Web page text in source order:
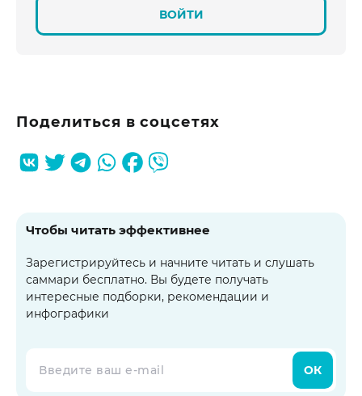
ВОЙТИ
Поделиться в соцсетях
Чтобы читать эффективнее
Зарегистрируйтесь и начните читать и слушать
саммари бесплатно. Вы будете получать
интересные подборки, рекомендации и
инфографики
ОК